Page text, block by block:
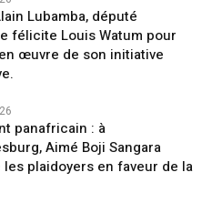
Lubamba, député
félicite Louis Watum pour
œuvre de son initiative
panafricain : à
Aimé Boji Sangara
plaidoyers en faveur de la